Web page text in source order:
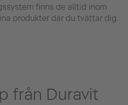
finns de alltid inom
produkter där du tvättar dig.
från Duravit